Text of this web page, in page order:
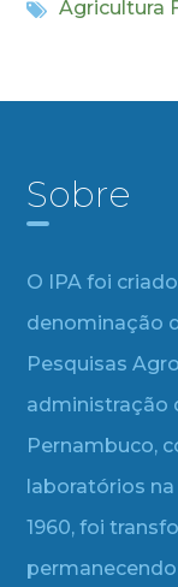
Agricultura
Sobre
O IPA foi
denominação
Pesquisas
administração
Pernambuco,
laboratórios
1960, foi